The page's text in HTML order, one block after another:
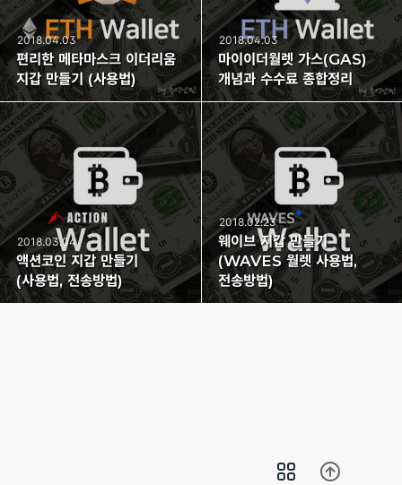
2018.04.03
편리한 메타마스크 이더리움
지갑 만들기 (사용법)
2018.04.03
마이이더월렛 가스(GAS)
개념과 수수료 종합정리
2018.03.04
액션코인 지갑 만들기
(사용법, 전송방법)
2018.02.23
웨이브 지갑 만들기
(WAVES 월렛 사용법,
전송방법)